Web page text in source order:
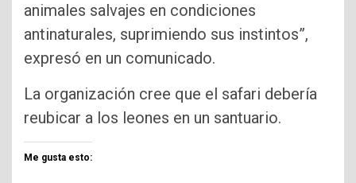
animales salvajes en condiciones
antinaturales, suprimiendo sus instintos”,
expresó en un comunicado.
La organización cree que el safari debería
reubicar a los leones en un santuario.
Me gusta esto: